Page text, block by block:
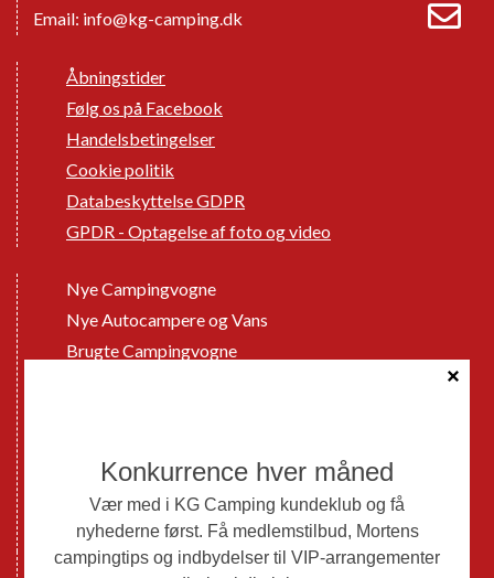
Email: info@kg-camping.dk
Åbningstider
Følg os på Facebook
Handelsbetingelser
Cookie politik
Databeskyttelse GDPR
GPDR - Optagelse af foto og video
Nye Campingvogne
Nye Autocampere og Vans
Brugte Campingvogne
Mortens Campingtips
KG Camping Kundeklub
Nyheder
Adria